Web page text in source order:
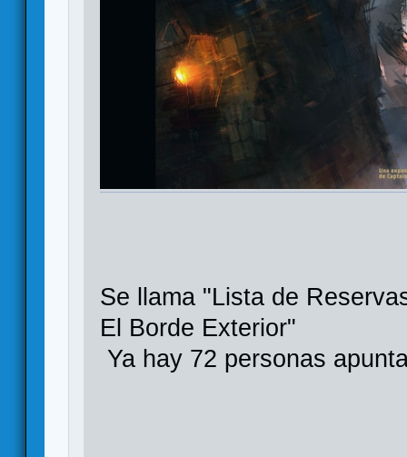
Se llama "Lista de
El Borde Exterior"
Ya hay 72 personas